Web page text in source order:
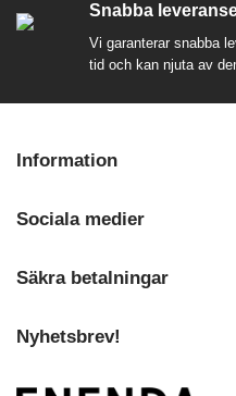
Snabba
Vi garanterar snabba
tid och kan njuta av
Information
Sociala medier
Säkra betalningar
Nyhetsbrev!